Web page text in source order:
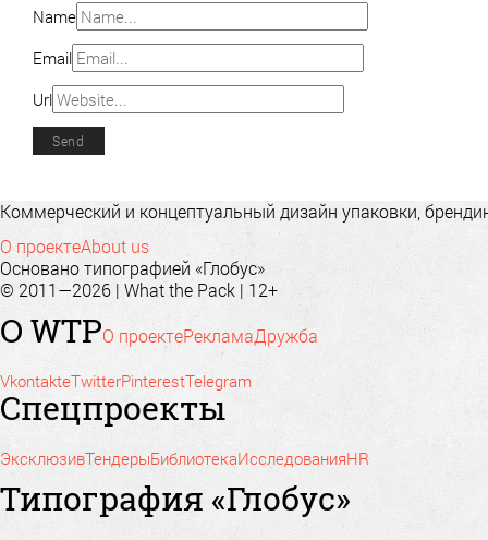
Name
Email
Url
Коммерческий и концептуальный дизайн упаковки,
О проектеAbout us
Основано типографией «Глобус»
© 2011—2026 | What the Pack | 12+
О WTPО проектеРекламаДружба
VkontakteTwitterPinterestTelegram
Спецпроекты
ЭксклюзивТендерыБиблиотекаИсследованияHR
Типография «Глобус»